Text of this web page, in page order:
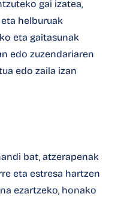
gai izatea,
helburuak
eta gaitasunak
edo zuzendariaren
edo zaila izan
bat, atzerapenak
eta estresa hartzen
ezartzeko, honako